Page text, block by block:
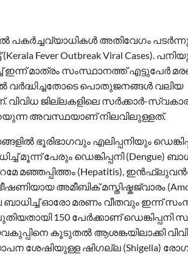
പകർച്ചവ്യാധികൾ അതിവേഗം
Fever Outbreak Viral Cases).
ഇന്ന് മാത്രം സംസ്ഥാനത്ത് എട്ടുപേർ
പൊതുജനങ്ങൾ വലിയ
വിവിധ ജില്ലകളിലെ സർക്കാർ-
അവസ്ഥയാണ് നിലവിലുള്ളത്.
ഭൂരിഭാഗവും എലിപ്പനിയും
മൂന്ന് പേരും ഡെങ്കിപ്പനി (Dengue)
മഞ്ഞപ്പിത്തം (Hepatitis), ഇൻഫ്ലുവൻസ
അമീബിക് മസ്തിഷ്കജ്വാരം
ബാധിച്ച് ഓരോ മരണം വീതവും ഇന്ന്
150 പേർക്കാണ് ഡെങ്കിപ്പനി
കൂടുതൽ ആശങ്കയിലാക്കി
ശേഷിയുള്ള ഷിഗല്ല (Shigella)